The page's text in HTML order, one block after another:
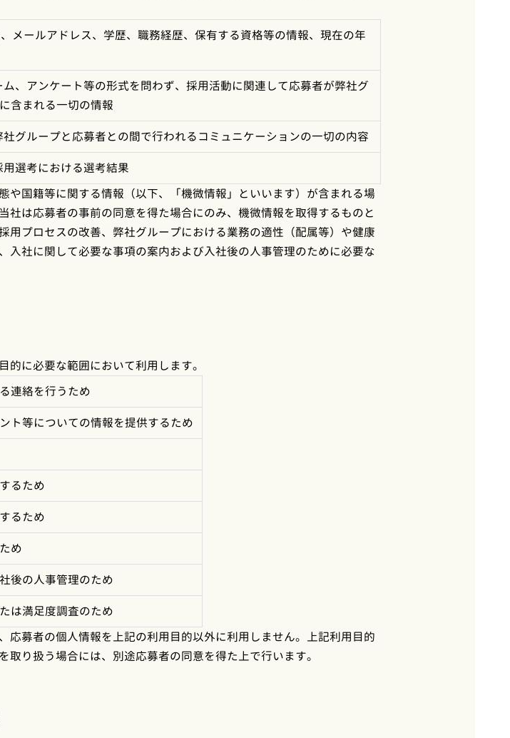
メールアドレス、学歴、職務経歴、保有する資格等の情報、現在の年
、アンケート等の形式を問わず、採用活動に関連して応募者が弊社グ
含まれる一切の情報
グループと応募者との間で行われるコミュニケーションの一切の内容
選考における選考結果
や国籍等に関する情報（以下、「機微情報」といいます）が含まれる場
社は応募者の事前の同意を得た場合にのみ、機微情報を取得するものと
用プロセスの改善、弊社グループにおける業務の適性（配属等）や健康
入社に関して必要な事項の案内および入社後の人事管理のために必要な
的に必要な範囲において利用します。
連絡を行うため
ト等についての情報を提供するため
るため
るため
め
後の人事管理のため
は満足度調査のため
応募者の個人情報を上記の利用目的以外に利用しません。上記利用目的
り扱う場合には、別途応募者の同意を得た上で行います。